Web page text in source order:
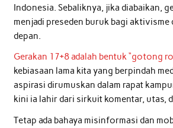
Indonesia. Sebaliknya, jika diabaikan,
menjadi preseden buruk bagi aktivisme
depan.
Gerakan 17+8 adalah bentuk “gotong
kebiasaan lama kita yang berpindah
aspirasi dirumuskan dalam rapat
kini ia lahir dari sirkuit komentar, utas,
Tetap ada bahaya misinformasi dan